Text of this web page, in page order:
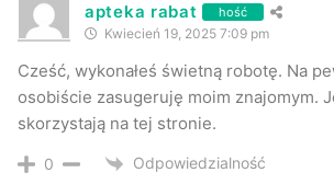
apteka rabat hość
Kwiecień 19, 2025 7:09 pm
Cześć, wykonałeś świetną robotę. Na
osobiście zasugeruję moim znajomym.
skorzystają na tej stronie.
0 Odpowiedzialność